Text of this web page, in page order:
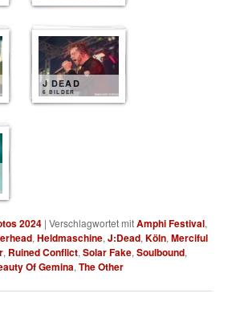
J DEAD
6 BILDER
2024 |Verschlagwortet mitAmphi Festival,
,Heldmaschine,J:Dead,Köln,Merciful
, Ruined Conflict,Solar Fake,Soulbound,
Of Gemina,The Other